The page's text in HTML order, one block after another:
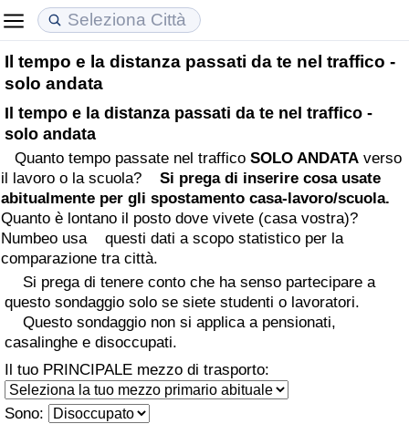
Il tempo e la distanza passati da te nel traffico -
solo andata
Il tempo e la distanza passati da te nel traffico -
solo andata
Quanto tempo passate nel traffico SOLO ANDATA verso
il lavoro o la scuola? Si prega di inserire cosa usate
abitualmente per gli spostamento casa-lavoro/scuola.
Quanto è lontano il posto dove vivete (casa vostra)?
Numbeo usa questi dati a scopo statistico per la
comparazione tra città.
Si prega di tenere conto che ha senso partecipare a
questo sondaggio solo se siete studenti o lavoratori.
Questo sondaggio non si applica a pensionati,
casalinghe e disoccupati.
Il tuo PRINCIPALE mezzo di trasporto:
Sono:
Costo della vita
Indice Del Costo Della Vita (corrente)
Indice Del Costo Della Vita
Indice del Costo della Vita per Nazione
ad Aqaba
Prezzi degli immobili
Indice del Prezzo delle Case (Corrente)
Indice del Prezzo delle Case
Indice del Prezzo delle Case per Nazione
Qualità della Vita
Indice della Qualità della Vita
Indice della Qualità della Vita (Corrente)
Indice della qualità della vita per Paese
Criminalità
Indice del Tasso di Criminalità (Corrente)
Indice della Criminalità
Indice di criminalità per paese